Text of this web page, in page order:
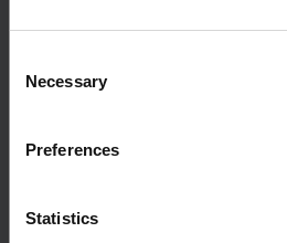
Selection
Necessary
Preferences
Statistics
SSHAP est un partenariat hébergé
À propos
Contactez-nous
Ciel bleu
LinkedIn